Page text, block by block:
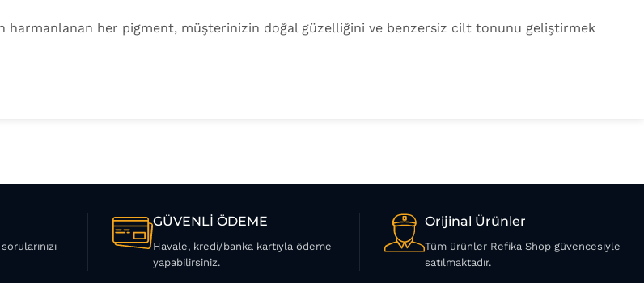
harmanlanan her pigment, müşterinizin doğal güzelliğini ve benzersiz cilt tonunu geliştirmek
GÜVENLİ ÖDEME
Havale, kredi/banka kartıyla ödeme
yapabilirsiniz.
Orijinal Ürünler
Tüm ürünler Refika Shop güvencesiyle
satılmaktadır.